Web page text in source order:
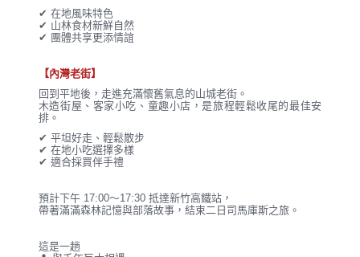
✔ 在地風味特色
✔ 山林食材新鮮自然
✔ 團體共享更添情誼
【內灣老街】
回到平地後，走進充滿懷舊氣息的山城老街。
木造街屋、客家小吃、童趣小店，是旅程輕鬆收尾的最佳安
排。
✔ 平坦好走、輕鬆散步
✔ 在地小吃選擇多樣
✔ 適合採買伴手禮
預計下午 17:00～17:30 抵達新竹高鐵站，
帶著滿滿森林記憶與部落故事，結束二日司馬庫斯之旅。
這是一趟